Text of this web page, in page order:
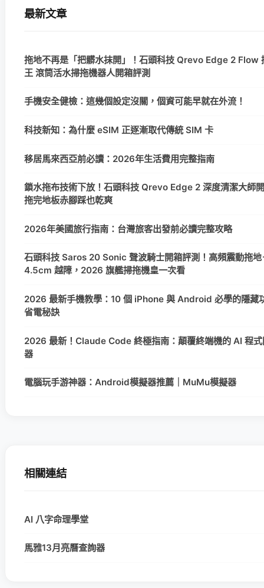
最新文章
拖地不再是「把髒水抹開」！石頭科技 Qrevo Edge 2 Flow
王 滾筒活水掃拖機器人開箱評測
手機安全健檢：這幾個設定沒關，個資可能早就在外流！
科技新知：為什麼 eSIM 正逐漸取代傳統 SIM 卡
移居馬來西亞前必讀：2026年生活費用完整指南
鎖水拖布技術下放！石頭科技 Qrevo Edge 2 深度清潔大師
拖完地板赤腳踩也乾爽
2026年美國旅行指南：台灣旅客出發前必讀完整攻略
石頭科技 Saros 20 Sonic 聲波騎士開箱評測！高頻震動拖地
4.5cm 越障，2026 旗艦掃拖機皇一次看
2026 最新手機教學：10 個 iPhone 與 Android 必學的隱藏
省電秘訣
2026 最新！Claude Code 終極指南：顛覆終端機的 AI 程式
器
電腦玩手游神器：Android模擬器推薦｜MuMu模擬器
相關連結
AI 八字命理學堂
馬雅13月亮曆查詢器